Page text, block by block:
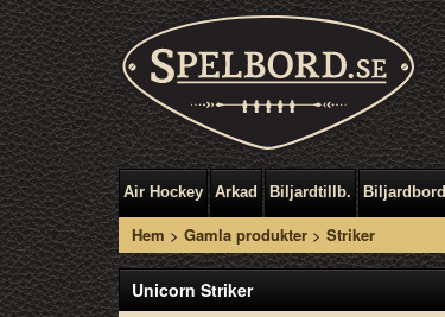
Air Hockey Arkad Biljardtillb. Biljardbord
Hem > Gamla produkter> Striker
Unicorn Striker